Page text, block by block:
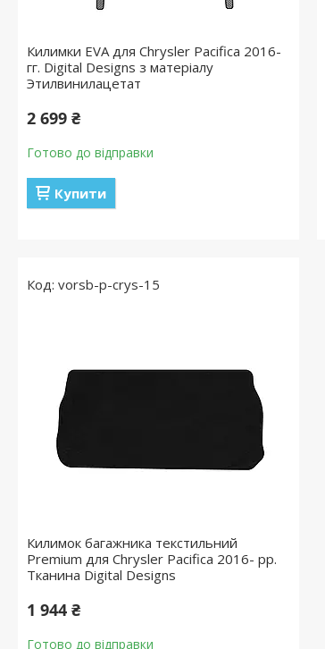
Килимки EVA для Chrysler Pacifica 2016-
гг. Digital Designs з матеріалу
Этилвинилацетат
2 699 ₴
Готово до відправки
Купити
vorsb-p-crys-15
Килимок багажника текстильний
Premium для Chrysler Pacifica 2016- рр.
Тканина Digital Designs
1 944 ₴
Готово до відправки